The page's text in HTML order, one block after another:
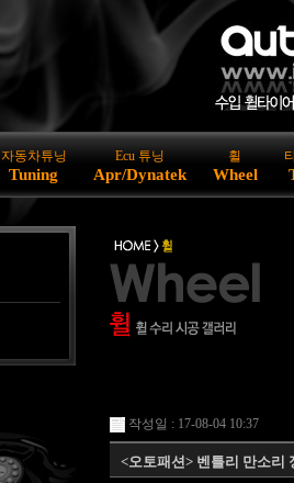
자동차튜닝
Tuning
Ecu 튜닝
Apr/Dynatek
휠
Wheel
작성일 : 17-08-04 10:37
<오토패션> 벤틀리 만소리